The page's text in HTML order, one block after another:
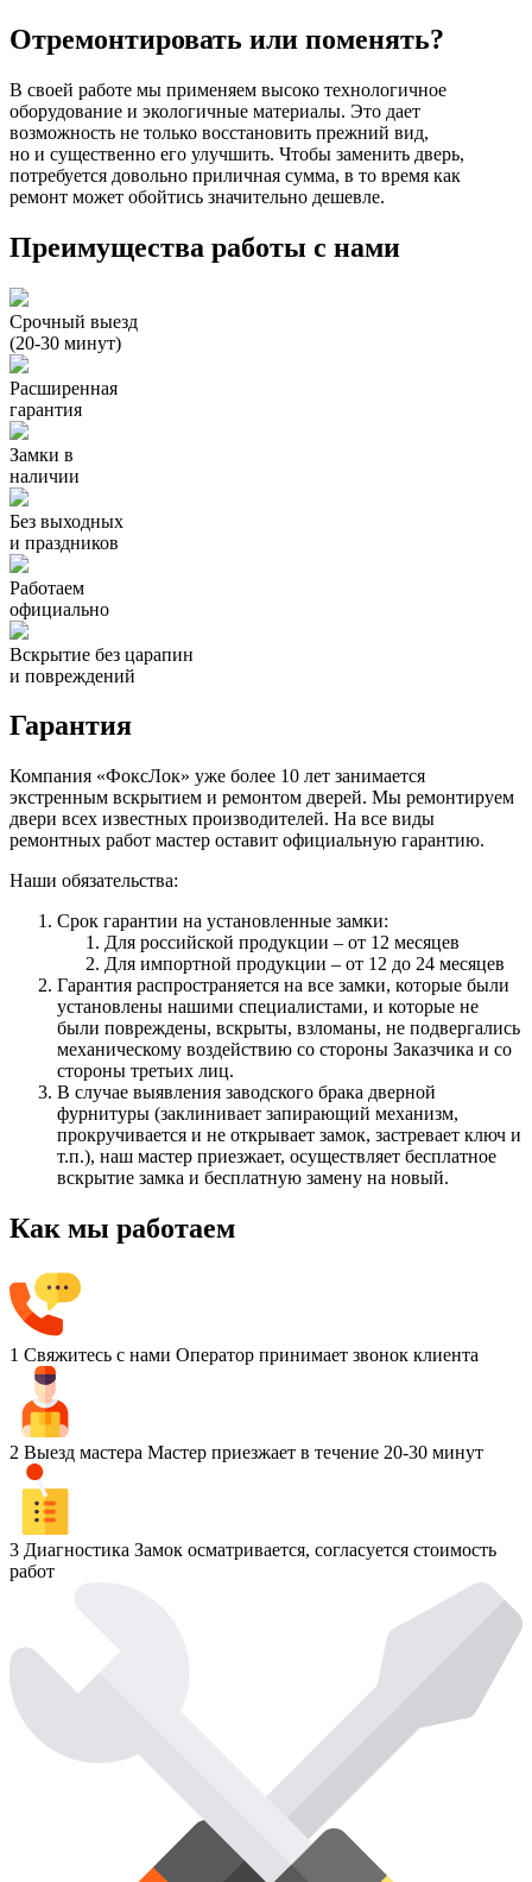
Отремонтировать или поменять?
В своей работе мы применяем высоко технологичное
оборудование и экологичные материалы. Это дает
возможность не только восстановить прежний вид,
но и существенно его улучшить. Чтобы заменить дверь,
потребуется довольно приличная сумма, в то время как
ремонт может обойтись значительно дешевле.
Преимущества работы с нами
Срочный выезд
(20-30 минут)
Расширенная
гарантия
Замки в
наличии
Без выходных
и праздников
Работаем
официально
Вскрытие без царапин
и повреждений
Гарантия
Компания «ФоксЛок» уже более 10 лет занимается
экстренным вскрытием и ремонтом дверей. Мы ремонтируем
двери всех известных производителей. На все виды
ремонтных работ мастер оставит официальную гарантию.
Наши обязательства:
Срок гарантии на установленные замки:
Для российской продукции – от 12 месяцев
Для импортной продукции – от 12 до 24 месяцев
Гарантия распространяется на все замки, которые были
установлены нашими специалистами, и которые не
были повреждены, вскрыты, взломаны, не подвергались
механическому воздействию со стороны Заказчика и со
стороны третьих лиц.
В случае выявления заводского брака дверной
фурнитуры (заклинивает запирающий механизм,
прокручивается и не открывает замок, застревает ключ и
т.п.), наш мастер приезжает, осуществляет бесплатное
вскрытие замка и бесплатную замену на новый.
Как мы работаем
1 Свяжитесь с нами Оператор принимает звонок клиента
2 Выезд мастера Мастер приезжает в течение 20-30 минут
3 Диагностика Замок осматривается, согласуется стоимость
работ